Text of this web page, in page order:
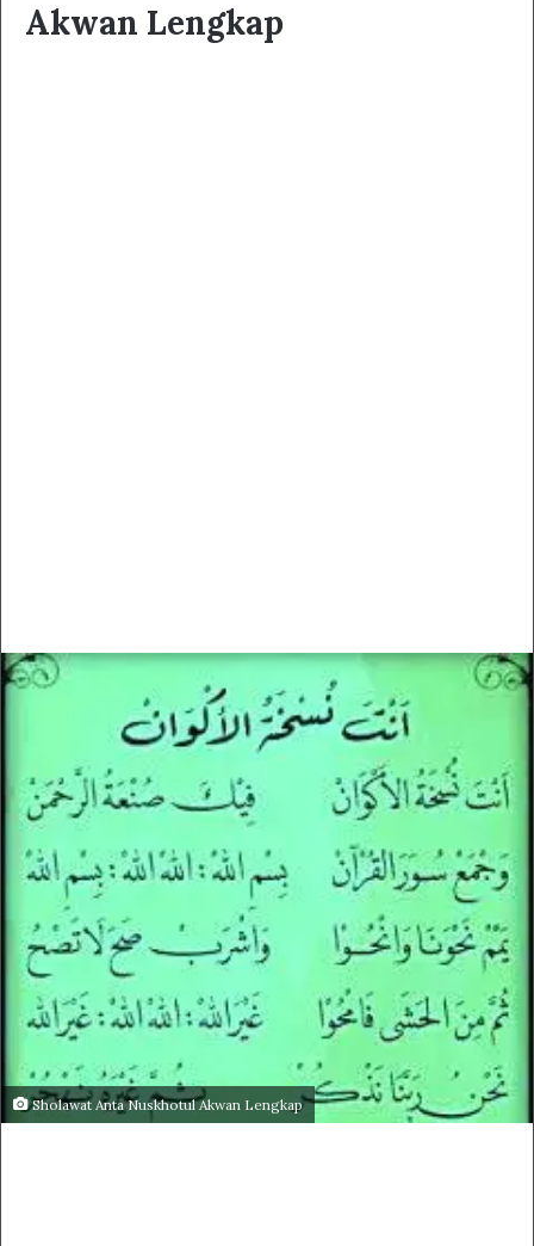
Akwan Lengkap
Sholawat Anta Nuskhotul Akwan Lengkap